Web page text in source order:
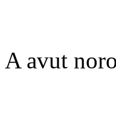
A avut